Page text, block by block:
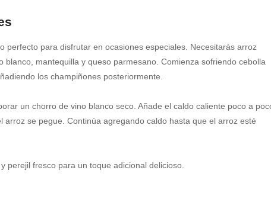
perfecto para disfrutar en ocasiones especiales. Necesitarás arroz
mantequilla y queso parmesano. Comienza sofriendo cebolla
los champiñones posteriormente.
un chorro de vino blanco seco. Añade el caldo caliente poco a
se pegue. Continúa agregando caldo hasta que el arroz esté
perejil fresco para un toque adicional delicioso.